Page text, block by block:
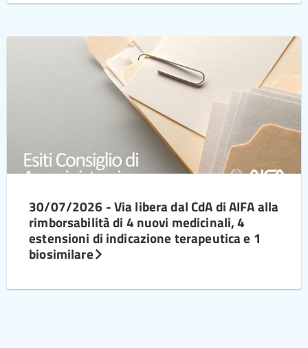
30/07/2026 - Via libera dal CdA di AIFA alla
rimborsabilità di 4 nuovi medicinali, 4
estensioni di indicazione terapeutica e 1
biosimilare